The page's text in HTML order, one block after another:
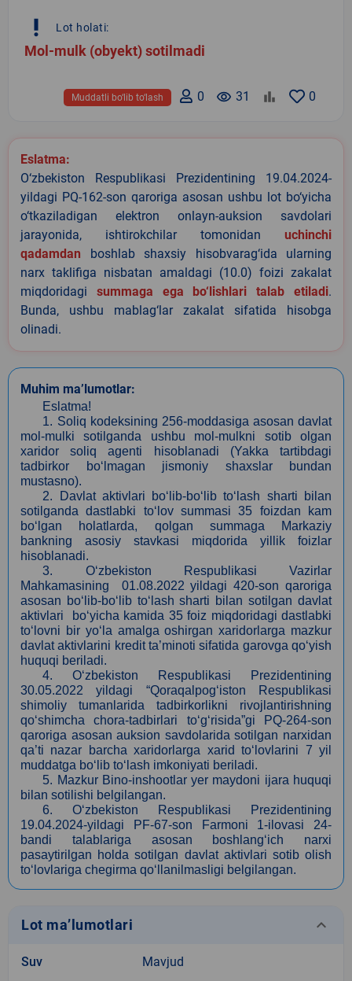
priority_high Lot holati:
Mol-mulk (obyekt) sotilmadi
0
remove_red_eye 31
0
Muddatli bo‘lib to‘lash
Eslatma:
O‘zbekiston Respublikasi Prezidentining 19.04.2024-
yildagi PQ-162-son qaroriga asosan ushbu lot bo‘yicha
o‘tkaziladigan elektron onlayn-auksion savdolari
jarayonida, ishtirokchilar tomonidan uchinchi
qadamdan boshlab shaxsiy hisobvarag‘ida ularning
narx taklifiga nisbatan amaldagi (10.0) foizi zakalat
miqdoridagi summaga ega bo‘lishlari talab etiladi.
Bunda, ushbu mablag‘lar zakalat sifatida hisobga
olinadi.
Muhim ma’lumotlar:
Eslatma!
1. Soliq kodeksining 256-moddasiga asosan davlat
mol-mulki sotilganda ushbu mol-mulkni sotib olgan
xaridor soliq agenti hisoblanadi (Yakka tartibdagi
tadbirkor bo‘lmagan jismoniy shaxslar bundan
mustasno).
2. Davlat aktivlari bo‘lib-bo‘lib to‘lash sharti bilan
sotilganda dastlabki to‘lov summasi 35 foizdan kam
bo‘lgan holatlarda, qolgan summaga Markaziy
bankning asosiy stavkasi miqdorida yillik foizlar
hisoblanadi.
3. O‘zbekiston Respublikasi Vazirlar
Mahkamasining 01.08.2022 yildagi 420-son qaroriga
asosan bo‘lib-bo‘lib to‘lash sharti bilan sotilgan davlat
aktivlari bo‘yicha kamida 35 foiz miqdoridagi dastlabki
to‘lovni bir yo‘la amalga oshirgan xaridorlarga mazkur
davlat aktivlarini kredit ta’minoti sifatida garovga qo‘yish
huquqi beriladi.
4. O‘zbekiston Respublikasi Prezidentining
30.05.2022 yildagi “Qoraqalpog‘iston Respublikasi
shimoliy tumanlarida tadbirkorlikni rivojlantirishning
qo‘shimcha chora-tadbirlari to‘g‘risida”gi PQ-264-son
qaroriga asosan auksion savdolarida sotilgan narxidan
qa’ti nazar barcha xaridorlarga xarid to‘lovlarini 7 yil
muddatga bo‘lib to‘lash imkoniyati beriladi.
5. Mazkur Bino-inshootlar yer maydoni ijara huquqi
bilan sotilishi belgilangan.
6. O‘zbekiston Respublikasi Prezidentining
19.04.2024-yildagi PF-67-son Farmoni 1-ilovasi 24-
bandi talablariga asosan boshlang‘ich narxi
pasaytirilgan holda sotilgan davlat aktivlari sotib olish
to‘lovlariga chegirma qo‘llanilmasligi belgilangan.
Lot ma’lumotlari keyboard_arrow_down
Suv Mavjud